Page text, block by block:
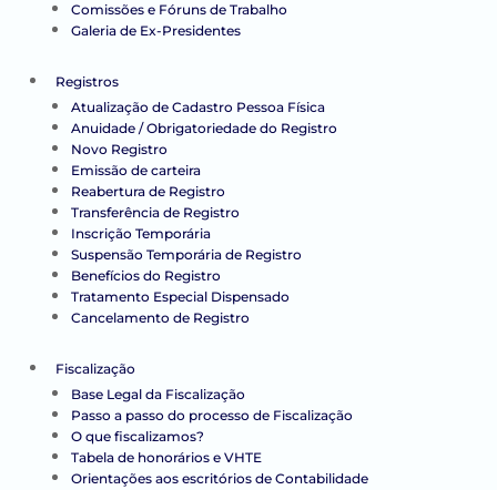
Comissões e Fóruns de Trabalho
Galeria de Ex-Presidentes
Registros
Atualização de Cadastro Pessoa Física
Anuidade / Obrigatoriedade do Registro
Novo Registro
Emissão de carteira
Reabertura de Registro
Transferência de Registro
Inscrição Temporária
Suspensão Temporária de Registro
Benefícios do Registro
Tratamento Especial Dispensado
Cancelamento de Registro
Fiscalização
Base Legal da Fiscalização
Passo a passo do processo de Fiscalização
O que fiscalizamos?
Tabela de honorários e VHTE
Orientações aos escritórios de Contabilidade